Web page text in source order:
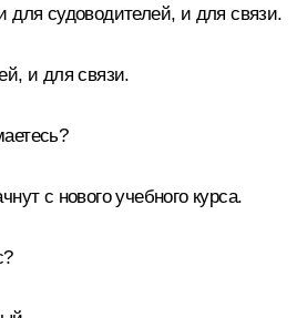
для судоводителей, и для связи.
и для связи.
с нового учебного курса.